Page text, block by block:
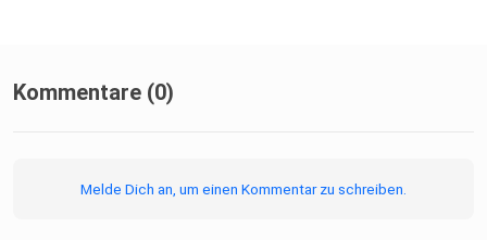
Kommentare (0)
Melde Dich an, um einen Kommentar zu schreiben.